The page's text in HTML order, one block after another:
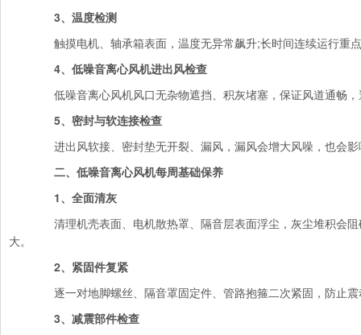
3、温度检测
触摸电机、轴承箱表面，温度无异常飙升;长时间连续运行重
4、低噪音离心风机进出风检查
低噪音离心风机风口无杂物遮挡、积灰堵塞，保证风道通畅，
5、密封与软连接检查
进出风软接、密封垫无开裂、漏风，漏风会增大风噪，也会影
二、低噪音离心风机每周基础保养
1、全面清灰
清理机壳表面、电机散热罩、隔音层表面浮尘，灰尘堆积会阻
大。
2、紧固件复紧
逐一对地脚螺丝、隔音罩固定件、管路抱箍二次紧固，防止震
3、减震部件检查